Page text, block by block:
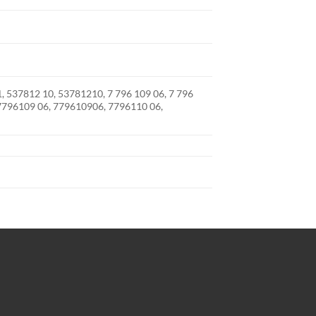
10, 53781210, 7 796 109 06, 7 796
06, 779610906, 7796110 06,